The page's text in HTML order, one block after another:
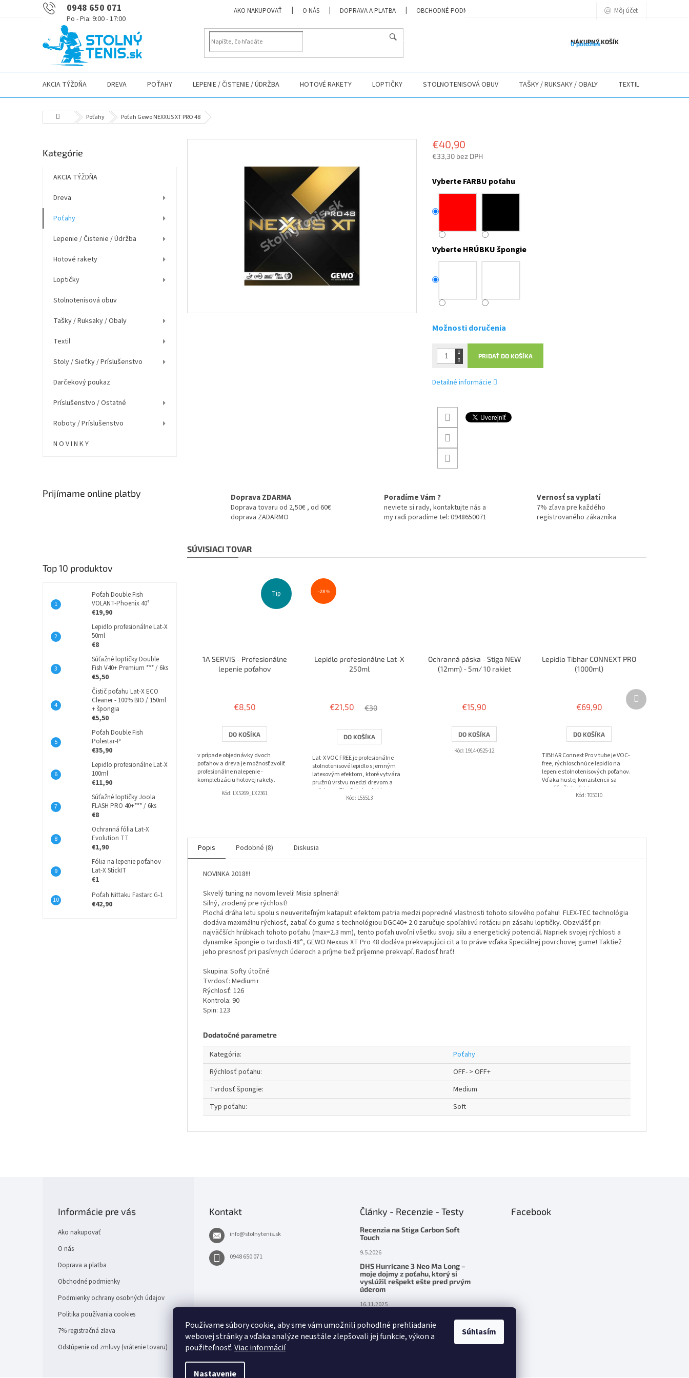
Používame súbory cookie, aby sme vám umožnili pohodlné prehliadanie
webovej stránky a vďaka analýze neustále zlepšovali jej funkcie, výkon a
použiteľnosť.Viac informácií
Nastavenie
Súhlasím
0948 650 071 AKO NAKUPOVAŤ O NÁS DOPRAVA A PLATBA OBCHODNÉ PODMIENKY PODMIENKY OCHRANY OSOBNÝCH ÚDAJOVMôj účet
NÁKUPNÝ KOŠÍK
0 položiek
AKCIA TÝŽDŇA DREVA POŤAHY LEPENIE / ČISTENIE / ÚDRŽBA HOTOVÉ RAKETY LOPTIČKY STOLNOTENISOVÁ OBUV TAŠKY / RUKSAKY / OBALY TEXTIL
DomovPoťahy Poťah Gewo NEXXUS XT PRO 48
o
a
Preskočiť
Kategórie
AKCIA TÝŽDŇA
Dreva
Poťahy
Lepenie / Čistenie / Údržba
Hotové rakety
Loptičky
Stolnotenisová obuv
Tašky / Ruksaky / Obaly
Textil
Stoly / Sieťky / Príslušenstvo
Darčekový poukaz
Príslušenstvo / Ostatné
Roboty / Príslušenstvo
N O V I N K Y
Prijímame online platby
Top 10 produktov
Poťah Double Fish
VOLANT-Phoenix 40°
€19,90
Lepidlo profesionálne Lat-X
50ml
€8
Súťažné loptičky Double
Fish V40+ Premium *** / 6ks
€5,50
Čistič poťahu Lat-X ECO
Cleaner - 100% BIO / 150ml
+ špongia
€5,50
Poťah Double Fish
Polestar-P
€35,90
Lepidlo profesionálne Lat-X
100ml
€11,90
Súťažné loptičky Joola
FLASH PRO 40+*** / 6ks
€8
Ochranná fólia Lat-X
Evolution TT
€1,90
Fólia na lepenie poťahov -
Lat-X StickIT
€1
Poťah Nittaku Fastarc G-1
€42,90
€40,90
€33,30 bez DPH
cena:
Vyberte FARBU poťahu
Vyberte HRÚBKU špongie
Možnosti doručenia
PRIDAŤ DO KOŠÍKA
Detailné informácie
Doprava ZDARMA
Doprava tovaru od 2,50€ , od 60€
doprava ZADARMO
Poradíme Vám ?
neviete si rady, kontaktujte nás a
my radi poradíme tel: 0948650071
Vernosť sa vyplatí
7% zľava pre každého
registrovaného zákazníka
SÚVISIACI TOVAR
Tip
1A SERVIS - Profesionálne
lepenie poťahov
produktu
je
z
5
hviezdičiek.
€8,50
DO KOŠÍKA
v prípade objednávky dvoch
poťahov a dreva je možnosť zvoliť
profesionálne nalepenie -
kompletizáciu hotovej rakety.
Kód: LX5269_LX2361
–28 %
Lepidlo profesionálne Lat-X
250ml
€21,50 €30
DO KOŠÍKA
Lat-X VOC FREE je profesionálne
stolnotenisové lepidlo s jemným
latexovým efektom, ktoré vytvára
pružnú vrstvu medzi drevom a
poťahom. Zlepšuje kontakt s
loptičkou, pridáva...
Kód: L55513
Ochranná páska - Stiga NEW
(12mm) - 5m/ 10 rakiet
€15,90
DO KOŠÍKA
Kód: 1914-0525-12
Lepidlo Tibhar CONNEXT PRO
(1000ml)
€69,90
DO KOŠÍKA
TIBHAR Connext Pro v tube je VOC-
free, rýchloschnúce lepidlo na
lepenie stolnotenisových poťahov.
Vďaka hustej konzistencii sa
nanáša čisto, ľahko sa rozotiera
pribalenými...Kód: T05010
Ďalší
produkt
Popis Podobné (8) Diskusia
NOVINKA 2018!!!
Skvelý tuning na novom leveli! Misia splnená!
Silný, zrodený pre rýchlosť!
Plochá dráha letu spolu s neuveriteľným katapult efektom patria medzi popredné vlastnosti tohoto silového poťahu! FLEX-TEC technológia
dodáva maximálnu rýchlosť, zatiaľ čo guma s technológiou DGC40+ 2.0 zaručuje spoľahlivú rotáciu pri zásahu loptičky. Obzvlášť pri
najväčších hrúbkach tohoto poťahu (max=2.3 mm), tento poťah uvoľní všetku svoju silu a energetický potenciál. Napriek svojej rýchlosti a
dynamike špongie o tvrdosti 48°, GEWO Nexxus XT Pro 48 dodáva prekvapujúci cit a to práve vďaka špeciálnej povrchovej gume! Taktiež
jeho presnosť pri pasívnych úderoch a príjme tiež príjemne prekvapí. Radosť hrať!
Skupina: Softy útočné
Tvrdosť: Medium+
Rýchlosť: 126
Kontrola: 90
Spin: 123
Dodatočné parametre
Kategória:
Poťahy
Rýchlosť poťahu:
OFF- > OFF+
Tvrdosť špongie:
Medium
Typ poťahu: Soft
Informácie pre vás
Ako nakupovať
O nás
Doprava a platba
Obchodné podmienky
Podmienky ochrany osobných údajov
Politika používania cookies
7% registračná zlava
Odstúpenie od zmluvy (vrátenie tovaru)
Kontakt
info@stolnytenis.sk
0948 650 071
Články - Recenzie - Testy
Recenzia na Stiga Carbon Soft
Touch
9.5.2026
DHS Hurricane 3 Neo Ma Long –
moje dojmy z poťahu, ktorý si
vyslúžil rešpekt ešte pred prvým
úderom
16.11.2025
Palatinus Handmade ZENITH ZC 5.7
– precítená sila v ruke
24.5.2025
Facebook